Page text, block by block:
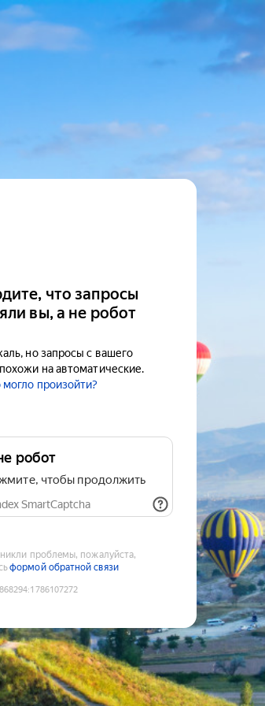
что запросы
вы, а не робот
но запросы с вашего
на автоматические.
произойти?
не робот
чтобы продолжить
SmartCaptcha
проблемы, пожалуйста,
формой обратной связи
:1786107272